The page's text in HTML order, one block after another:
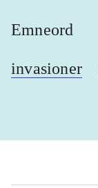
Emneord
invasioner